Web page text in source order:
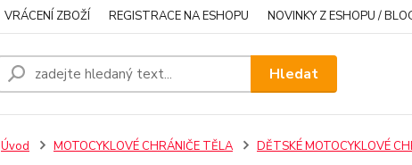
VRÁCENÍ ZBOŽÍ REGISTRACE NA ESHOPU NOVINKY Z ESHOPU /
Hledat
Úvod MOTOCYKLOVÉ CHRÁNIČE TĚLA DĚTSKÉ MOTOCYKLOVÉ